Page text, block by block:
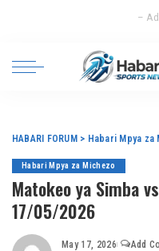
–
HABARI FORUM > Habari Mpya za
Habari Mpya za Michezo
Matokeo ya Simba
17/05/2026
May 17, 2026
Add